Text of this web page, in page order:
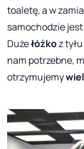
toaletę, a w
samochodzie
Dużełóżkoz
nam potrzebne,
otrzymujemy